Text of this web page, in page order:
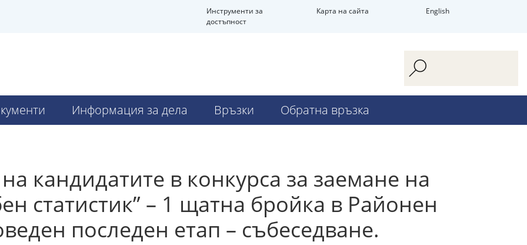
Инструменти за
достъпност
Карта на сайта English
Информация за дела Връзки Обратна връзка
кандидатите в конкурса за заемане на
статистик” – 1 щатна бройка в Районен
последен етап – събеседване.